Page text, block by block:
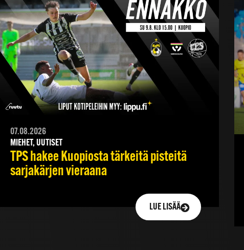
07.08.2026
MIEHET, UUTISET
TPS hakee Kuopiosta tärkeitä pisteitä
sarjakärjen vieraana
LUE LISÄÄ